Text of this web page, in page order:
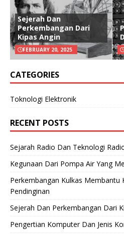
Sejerah Dan
Perkembangan Dari
Kipas Angin
FEBRUARY 20, 2025
CATEGORIES
Toknologi Elektronik
RECENT POSTS
Sejarah Radio Dan Teknologi
Kegunaan Dari Pompa Air Yang
Perkembangan Kulkas Membantu
Pendinginan
Sejerah Dan Perkembangan Dari
Pengertian Komputer Dan Jenis